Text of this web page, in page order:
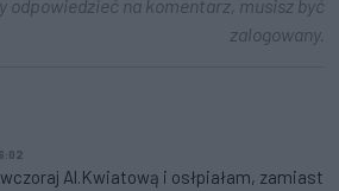
odpowiedzieć na komentarz, musisz być
zalogowany.
Al.Kwiatową i osłpiałam, zamiast